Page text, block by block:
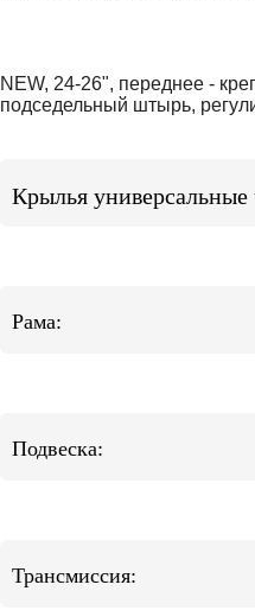
NEW, 24-26", переднее -
подседельный штырь,
Крылья
Рама:
Подвеска:
Трансмиссия: